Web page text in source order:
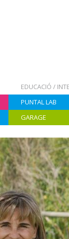
EDUCACIÓ /
PUNTAL LAB
GARAGE